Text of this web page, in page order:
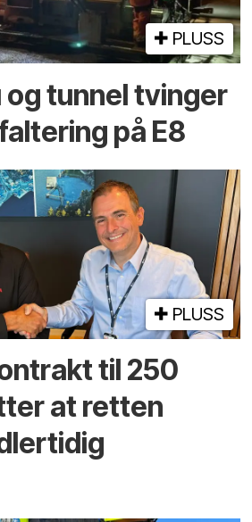
PLUSS
tunnel tvinger
på E8
PLUSS
til 250
at retten